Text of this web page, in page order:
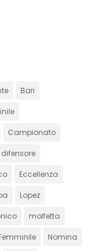
Bari
Campionato
difensore
Eccellenza
Lopez
molfetta
Nomina